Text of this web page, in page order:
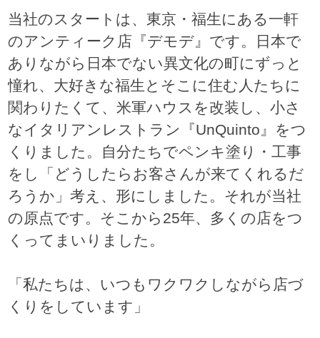
当社のスタートは、東京・福生にある一軒
のアンティーク店『デモデ』です。日本で
ありながら日本でない異文化の町にずっと
憧れ、大好きな福生とそこに住む人たちに
関わりたくて、米軍ハウスを改装し、小さ
なイタリアンレストラン『UnQuinto』をつ
くりました。自分たちでペンキ塗り・工事
をし「どうしたらお客さんが来てくれるだ
ろうか」考え、形にしました。それが当社
の原点です。そこから25年、多くの店をつ
くってまいりました。
「私たちは、いつもワクワクしながら店づ
くりをしています」